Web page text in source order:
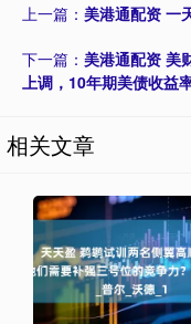
上一篇： 美港通配资 一
下一篇： 美港通配资 美
上调，10年期美债收益
相关文章